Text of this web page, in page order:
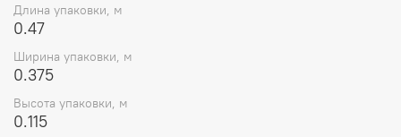
Длина упаковки, м
0.47
Ширина упаковки, м
0.375
Высота упаковки, м
0.115